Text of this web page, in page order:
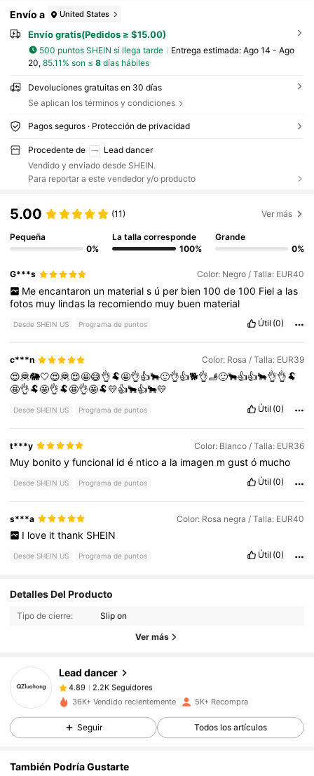
Envío a United States
Envío gratis(Pedidos ≥ $15.00)
500 puntos SHEIN si llega tarde Entrega estimada: Ago 14 - Ago
20, 85.11% son ≤ 8días hábiles
Devoluciones gratuitas en 30 días
Se aplican los términos y condiciones
Pagos seguros · Protección de privacidad
Procedente de
Lead dancer
Vendido y enviado desde SHEIN.
Para reportar a este vendedor y/o producto
5.00 (11) Ver más
Pequeña
0%
La talla corresponde
100%
Grande
0%
G***s Color: Negro / Talla: EUR40
Me encantaron un material s ú per bien 100 de 100 Fiel a las
fotos muy lindas la recomiendo muy buen material
Desde SHEIN US Programa de puntos Útil (0)
c***n Color: Rosa / Talla: EUR39
😍🦧🐘🤍😍🦧😍🤩😅👌🐏🤩👌👍🐂🙂👌👍🐕👌🫸🙂🐂👍👍🐂👌👌🐏
🤩👌🐏🤩👌🐏🤩👌🤩🐏💛👍🐂👍🐂💛
Desde SHEIN US Programa de puntos Útil (0)
t***y Color: Blanco / Talla: EUR36
Muy bonitoyfuncional idé nticoa la imagen mgustó mucho
Desde SHEIN US Programa de puntos Útil (0)
s***a Color: Rosa negra / Talla: EUR40
I love it thank SHEIN
Desde SHEIN US Programa de puntos Útil (0)
Detalles Del Producto
Tipo de cierre: Slip on
Ver más
Lead dancer
4.89
2.2K Seguidores
k***t pagóHace 1 día
4.89 2.2K Seguidores
4.89 2.2K Seguidores
36K+ Vendido recientemente 5K+ Recompra
Seguir Todos los artículos
También Podría Gustarte